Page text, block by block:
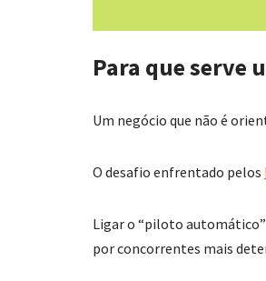
Para que serve
Um negócio que não é
O desafio enfrentado pelos
Ligar o “piloto
por concorrentes mais